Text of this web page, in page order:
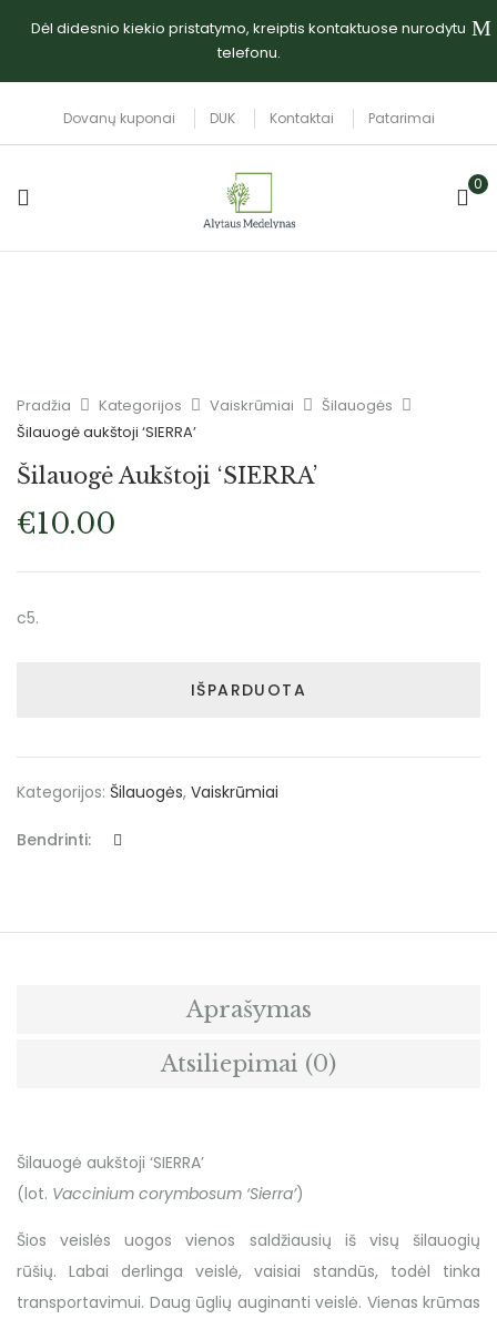
Dėl didesnio kiekio pristatymo, kreiptis kontaktuose nurodytu
telefonu.
Dovanų kuponai DUK Kontaktai Patarimai
0
Pradžia Kategorijos Vaiskrūmiai
Šilauogės
Šilauogė aukštoji ‘SIERRA’
Šilauogė Aukštoji ‘SIERRA’
€10.00
c5.
IŠPARDUOTA
Kategorijos: Šilauogės, Vaiskrūmiai
Bendrinti:
Aprašymas
Atsiliepimai (0)
Šilauogė aukštoji ‘SIERRA’
(lot. Vaccinium corymbosum ‘Sierra’)
Šios veislės uogos vienos saldžiausių iš visų šilauogių
rūšių. Labai derlinga veislė, vaisiai standūs, todėl tinka
transportavimui. Daug ūglių auginanti veislė. Vienas krūmas